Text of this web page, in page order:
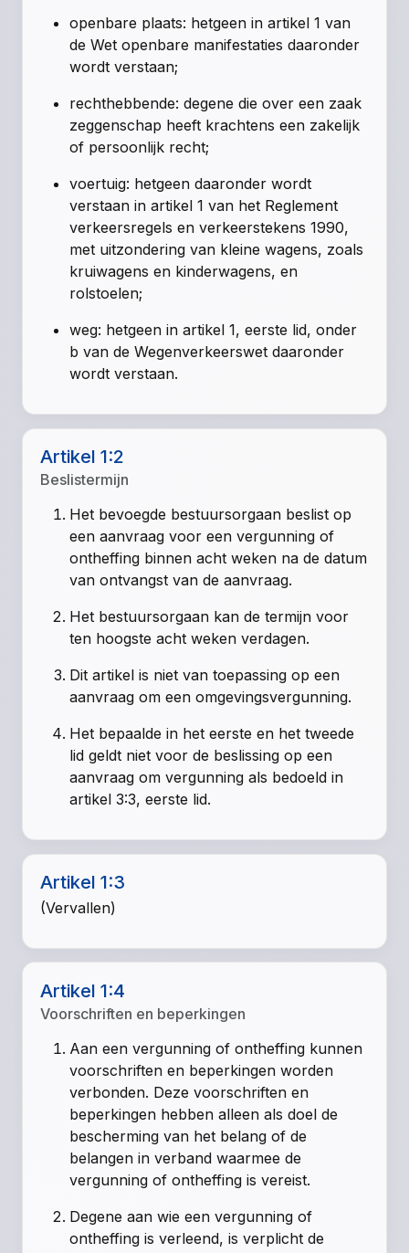
openbare plaats: hetgeen in artikel 1 van
de Wet openbare manifestaties daaronder
wordt verstaan;
rechthebbende: degene die over een zaak
zeggenschap heeft krachtens een zakelijk
of persoonlijk recht;
voertuig: hetgeen daaronder wordt
verstaan in artikel 1 van het Reglement
verkeersregels en verkeerstekens 1990,
met uitzondering van kleine wagens, zoals
kruiwagens en kinderwagens, en
rolstoelen;
weg: hetgeen in artikel 1, eerste lid, onder
b van de Wegenverkeerswet daaronder
wordt verstaan.
Artikel 1:2
Beslistermijn
Het bevoegde bestuursorgaan beslist op
een aanvraag voor een vergunning of
ontheffing binnen acht weken na de datum
van ontvangst van de aanvraag.
Het bestuursorgaan kan de termijn voor
ten hoogste acht weken verdagen.
Dit artikel is niet van toepassing op een
aanvraag om een omgevingsvergunning.
Het bepaalde in het eerste en het tweede
lid geldt niet voor de beslissing op een
aanvraag om vergunning als bedoeld in
artikel 3:3, eerste lid.
Artikel 1:3
(Vervallen)
Artikel 1:4
Voorschriften en beperkingen
Aan een vergunning of ontheffing kunnen
voorschriften en beperkingen worden
verbonden. Deze voorschriften en
beperkingen hebben alleen als doel de
bescherming van het belang of de
belangen in verband waarmee de
vergunning of ontheffing is vereist.
Degene aan wie een vergunning of
ontheffing is verleend, is verplicht de